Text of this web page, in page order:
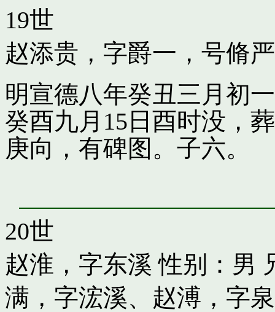
19世
赵添贵，字爵一，号脩严
明宣德八年癸丑三月初
癸酉九月15日酉时没，
庚向，有碑图。子六。
20世
赵淮，字东溪 性别：男
满，字浤溪、 赵溥，字